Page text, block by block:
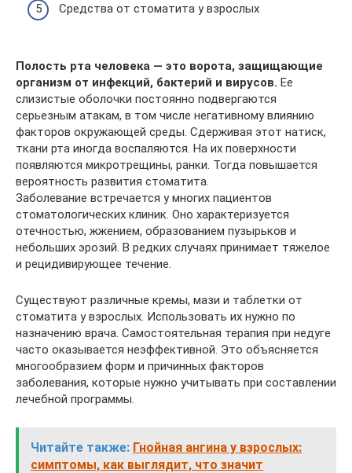
Средства от стоматита у взрослых
Полость рта человека — это ворота, защищающие
организм от инфекций, бактерий и вирусов. Ее
слизистые оболочки постоянно подвергаются
серьезным атакам, в том числе негативному влиянию
факторов окружающей среды. Сдерживая этот натиск,
ткани рта иногда воспаляются. На их поверхности
появляются микротрещины, ранки. Тогда повышается
вероятность развития стоматита.
Заболевание встречается у многих пациентов
стоматологических клиник. Оно характеризуется
отечностью, жжением, образованием пузырьков и
небольших эрозий. В редких случаях принимает тяжелое
и рецидивирующее течение.
Существуют различные кремы, мази и таблетки от
стоматита у взрослых. Использовать их нужно по
назначению врача. Самостоятельная терапия при недуге
часто оказывается неэффективной. Это объясняется
многообразием форм и причинных факторов
заболевания, которые нужно учитывать при составлении
лечебной программы.
Читайте также: Гнойная ангина у взрослых:
симптомы, как выглядит, что значит